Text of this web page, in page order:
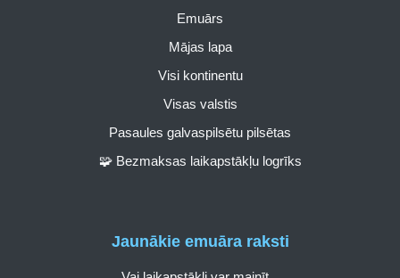
Emuārs
Mājas lapa
Visi kontinentu
Visas valstis
Pasaules galvaspilsētu pilsētas
🧩 Bezmaksas laikapstākļu logrīks
Jaunākie emuāra raksti